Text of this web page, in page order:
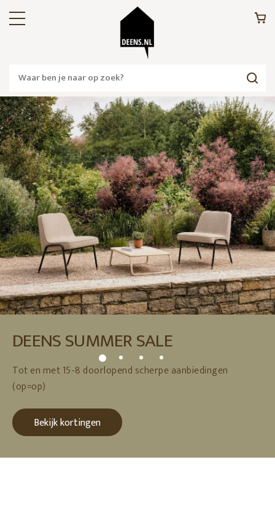
DEENS SUMMER SALE
Tot en met 15-8 doorlopend scherpe aanbiedingen
(op=op)
Bekijk kortingen